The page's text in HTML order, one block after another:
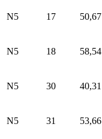
N5 17 50,67
N5 18 58,54
N5 30 40,31
N5 31 53,66